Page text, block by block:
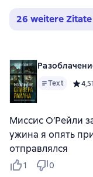
26 weitere
Text 4,5
Миссис О’Рейли
ужина я опять
отправлялся
1 0